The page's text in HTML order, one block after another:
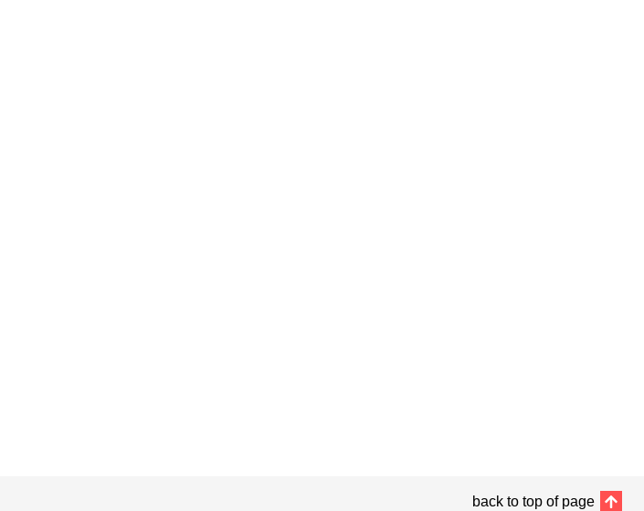
back to top of page